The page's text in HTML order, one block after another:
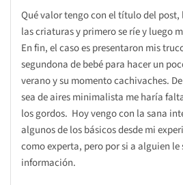
Qué valor tengo con el título del post,
las criaturas y primero se ríe y luego
En fin, el caso es presentaron mis
segundona de bebé para hacer un
verano y su momento cachivaches.
sea de aires minimalista me haría
los gordos. Hoy vengo con la sana
algunos de los básicos desde mi
como experta, pero por si a alguien le
información.